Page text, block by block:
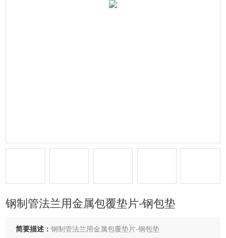
钢制管法兰用金属包覆垫片-钢包垫
简要描述：钢制管法兰用金属包覆垫片-钢包垫